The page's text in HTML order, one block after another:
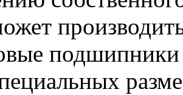
подшипники